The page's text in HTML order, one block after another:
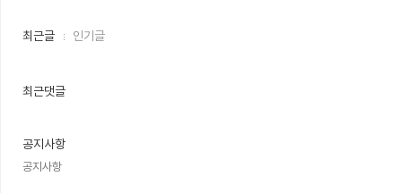
최
인
최근글 인기글
최근댓글
공지사항
공지사항